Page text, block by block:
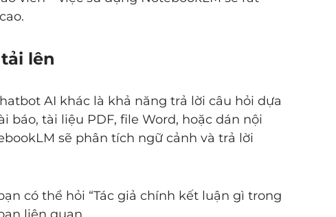
lên
AI khác là khả năng trả lời câu hỏi dựa
tài liệu PDF, file Word, hoặc dán nội
sẽ phân tích ngữ cảnh và trả lời
có thể hỏi “Tác giả chính kết luận gì trong